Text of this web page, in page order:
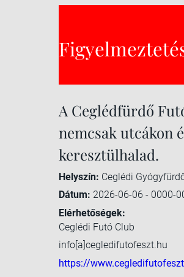
A Ceglédfürdő
nemcsak utcákon
keresztülhalad.
Helyszín: Ceglédi
Dátum: 2026-06-06 - 0000-
Elérhetőségek:
Ceglédi Futó Club
info[a]cegledifutofeszt.hu
https://